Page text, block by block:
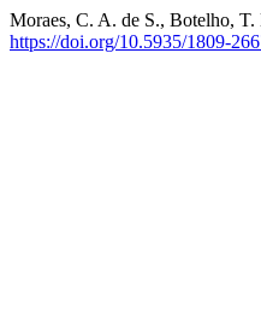
Moraes, C. A. de S., Botelho, T.
https://doi.org/10.5935/1809-